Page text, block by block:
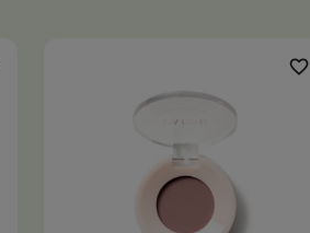
wypoczęty wygląd. Idealna do
aplikacji na linię wodną
favorite_border